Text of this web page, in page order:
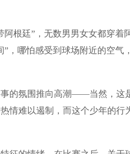
根廷”，无数男男女女都穿着
，哪怕感受到球场附近的空气，
的氛围推向高潮——当然，这
情难以遏制，而这个少年的行